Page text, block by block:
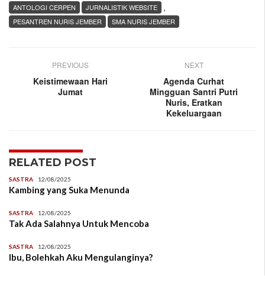
,
ANTOLOGI CERPEN
JURNALISTIK WEBSITE
PESANTREN NURIS JEMBER
SMA NURIS JEMBER
PREVIOUS
Keistimewaan Hari
Jumat
NEXT
Agenda Curhat
Mingguan Santri Putri
Nuris, Eratkan
Kekeluargaan
RELATED POST
SASTRA 12/08/2025
Kambing yang Suka Menunda
SASTRA 12/08/2025
Tak Ada Salahnya Untuk Mencoba
SASTRA 12/08/2025
Ibu, Bolehkah Aku Mengulanginya?